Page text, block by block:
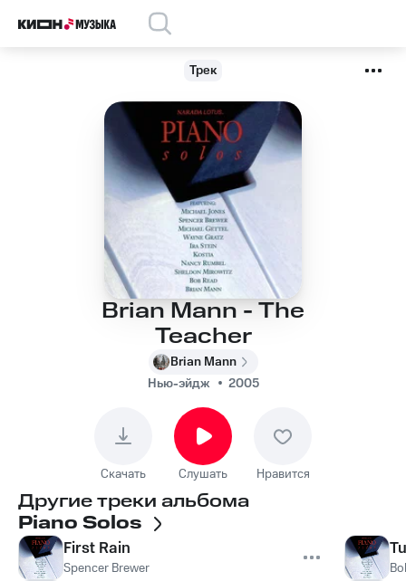
Трек
Brian Mann - The
Teacher
Brian Mann
Нью-эйдж
2005
Скачать Слушать Нравится
Другие треки альбома
Piano Solos
First Rain
Spencer Brewer